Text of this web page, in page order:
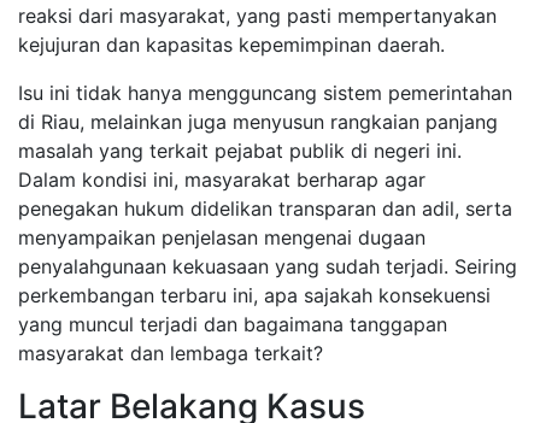
reaksi dari masyarakat, yang pasti mempertanyakan
kejujuran dan kapasitas kepemimpinan daerah.
Isu ini tidak hanya mengguncang sistem pemerintahan
di Riau, melainkan juga menyusun rangkaian panjang
masalah yang terkait pejabat publik di negeri ini.
Dalam kondisi ini, masyarakat berharap agar
penegakan hukum didelikan transparan dan adil, serta
menyampaikan penjelasan mengenai dugaan
penyalahgunaan kekuasaan yang sudah terjadi. Seiring
perkembangan terbaru ini, apa sajakah konsekuensi
yang muncul terjadi dan bagaimana tanggapan
masyarakat dan lembaga terkait?
Latar Belakang Kasus